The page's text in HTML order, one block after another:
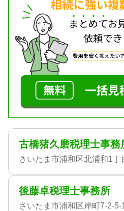
古橋猪久磨税理士事務
さいたま市浦和区北浦和1丁
後藤卓税理士事務所
さいたま市浦和区岸町7-2-5-